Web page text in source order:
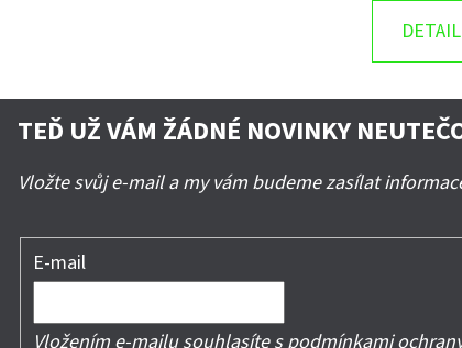
DETAIL
TEĎ UŽ VÁM ŽÁDNÉ NOVINKY
Vložte svůj e-mail a my vám budeme zasílat
E-mail
Vložením e-mailu souhlasíte spodmínkami